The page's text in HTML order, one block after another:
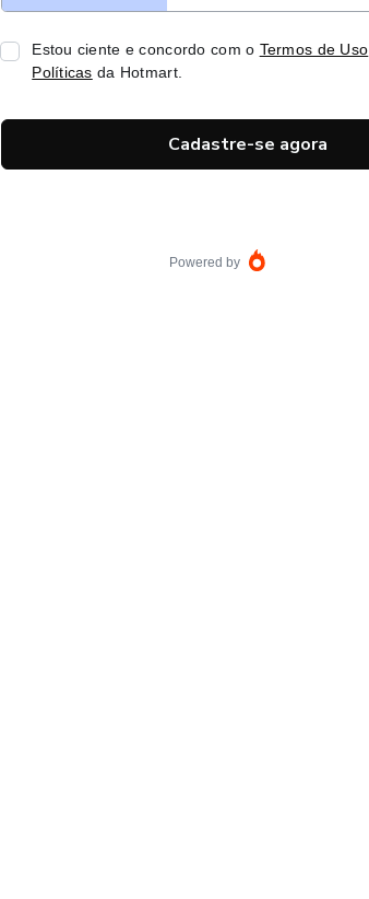
Estou ciente e concordo com o Termos de Uso
Políticas da Hotmart.
Cadastre-se agora
Powered by